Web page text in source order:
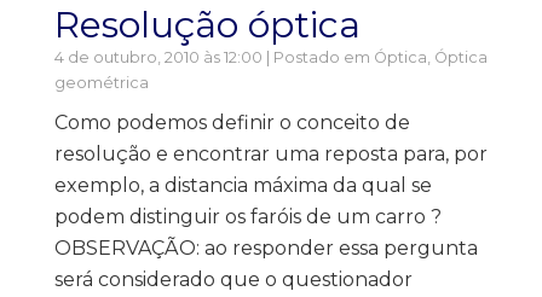
Resolução óptica
4 de outubro, 2010 às 12:00 | Postado em Óptica Óptica
geométrica
Como podemos definir o conceito de
resolução e encontrar uma reposta para, por
exemplo, a distancia máxima da qual se
podem distinguir os faróis de um carro ?
OBSERVAÇÃO: ao responder essa pergunta
será considerado que o questionador